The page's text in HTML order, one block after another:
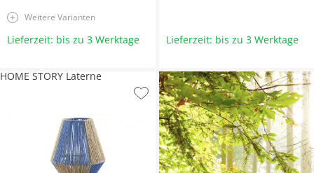
Weitere Varianten
Lieferzeit: bis zu 3 Werktage Lieferzeit: bis zu 3 Werktage
HOME STORY Laterne